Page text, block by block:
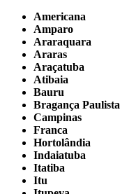
Americana
Amparo
Araraquara
Araras
Araçatuba
Atibaia
Bauru
Bragança Paulista
Campinas
Franca
Hortolândia
Indaiatuba
Itatiba
Itu